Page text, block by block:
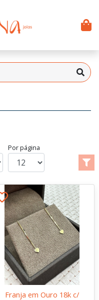
Por página
Franja em Ouro 18k c/